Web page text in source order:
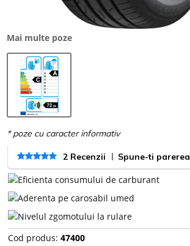
Mai multe poze
2 Recenzii | Spune-ti parerea
Cod produs: 47400